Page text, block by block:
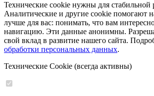
Технические cookie нужны для стабильной
Аналитические и другие cookie помогают
лучше для вас: понимать, что вам
навигацию. Эти данные анонимны.
свой вклад в развитие нашего сайта.
обработки персональных данных.
Технические Cookie (всегда активны)